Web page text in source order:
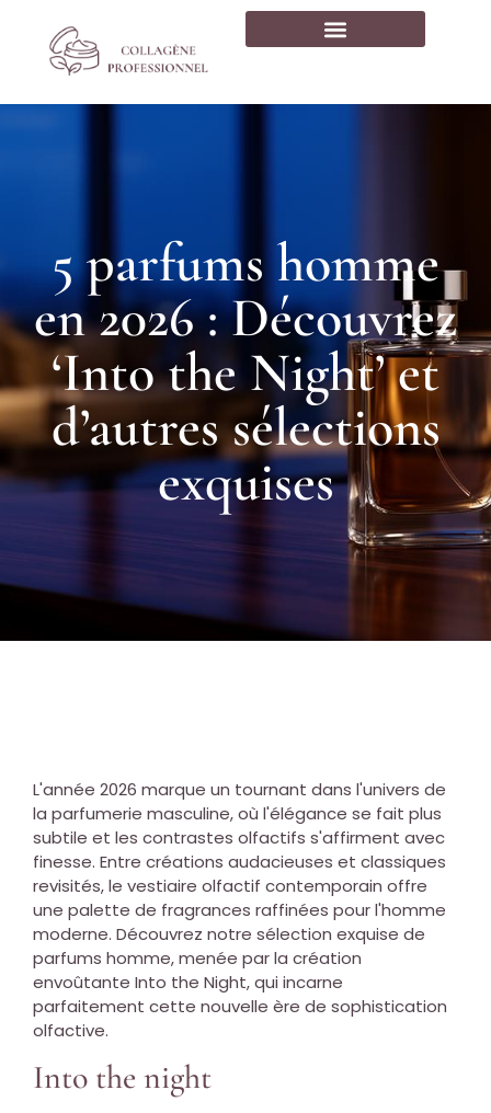
5 parfums homme
en 2026 : Découvrez
‘Into the Night’ et
d’autres sélections
exquises
L'année 2026 marque un tournant dans l'univers de
la parfumerie masculine, où l'élégance se fait plus
subtile et les contrastes olfactifs s'affirment avec
finesse. Entre créations audacieuses et classiques
revisités, le vestiaire olfactif contemporain offre
une palette de fragrances raffinées pour l'homme
moderne. Découvrez notre sélection exquise de
parfums homme, menée par la création
envoûtante Into the Night, qui incarne
parfaitement cette nouvelle ère de sophistication
olfactive.
Into the night